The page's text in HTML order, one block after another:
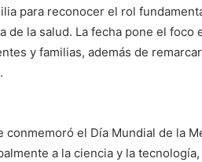
para reconocer el rol
de la salud. La fecha pone el
y familias, además de
conmemoró el Día Mundial de la
a la ciencia y la